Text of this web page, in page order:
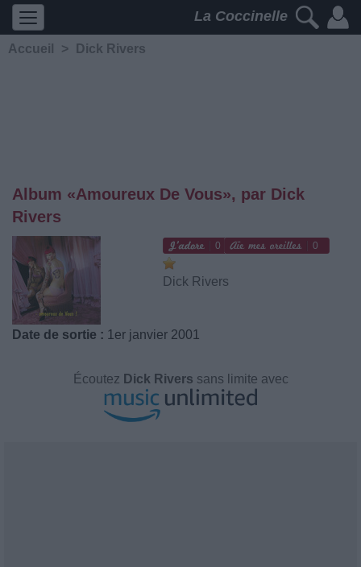
La Coccinelle
Accueil > Dick Rivers
Album «Amoureux De Vous», par Dick
Rivers
0 0
Dick Rivers
Date de sortie : 1er janvier 2001
Écoutez Dick Rivers sans limite avec